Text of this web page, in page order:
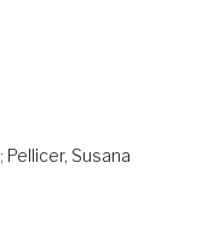
; Pellicer, Susana